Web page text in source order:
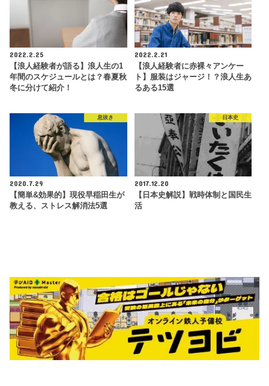
2022.2.25
【浪人経験者が語る】浪人生の1
年間のスケジュールとは？春夏秋
冬に分けて紹介！
2022.2.21
【浪人経験者に赤裸々アンケー
ト】服装はジャージ！？浪人生あ
るある15選
息抜き
2020.7.29
【簡単&効果的】現役早稲田生が
教える、ストレス解消法5選
日本史
2017.12.20
【日本史解説】戦時体制と国民生
活